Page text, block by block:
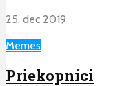
25. dec 2019
Memes
Priekopníci